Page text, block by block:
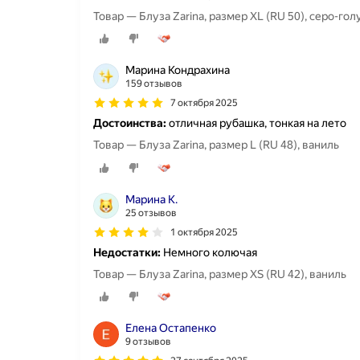
Товар — Блуза Zarina, размер XL (RU 50), серо-
Марина Кондрахина
159 отзывов
7 октября 2025
Достоинства:отличная рубашка, тонкая на лето
Товар — Блуза Zarina, размер L (RU 48), ваниль
Марина К.
25 отзывов
1 октября 2025
Недостатки: Немного колючая
Товар — Блуза Zarina, размер XS (RU 42), ваниль
Елена Остапенко
9 отзывов